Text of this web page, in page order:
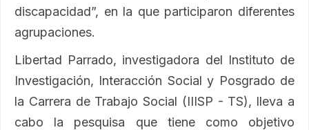
discapacidad”, en la que participaron diferentes
agrupaciones.
Libertad Parrado, investigadora del Instituto de
Investigación, Interacción Social y Posgrado de
la Carrera de Trabajo Social (IIISP - TS), lleva a
cabo la pesquisa que tiene como objetivo